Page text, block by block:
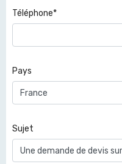
Téléphone*
Pays
Sujet